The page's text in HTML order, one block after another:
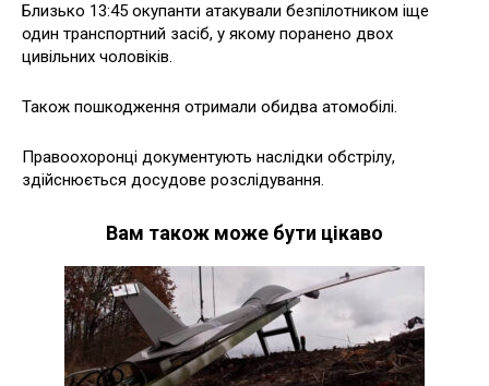
Близько 13:45 окупанти атакували безпілотником іще
один транспортний засіб, у якому поранено двох
цивільних чоловіків.
Також пошкодження отримали обидва атомобілі.
Правоохоронці документують наслідки обстрілу,
здійснюється досудове розслідування.
Вам також може бути цікаво